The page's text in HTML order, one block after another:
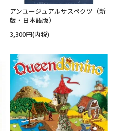
アンユージュアルサスペクツ（新
版・日本語版）
3,300円(内税)